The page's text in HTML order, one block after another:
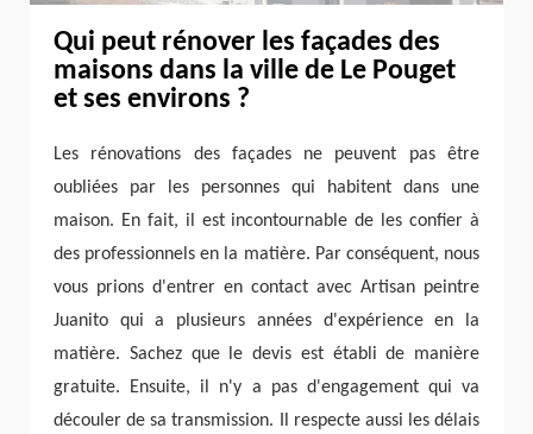
Qui peut rénover les façades des
maisons dans la ville de Le Pouget
et ses environs ?
Les rénovations des façades ne peuvent pas être
oubliées par les personnes qui habitent dans une
maison. En fait, il est incontournable de les confier à
des professionnels en la matière. Par conséquent, nous
vous prions d'entrer en contact avec Artisan peintre
Juanito qui a plusieurs années d'expérience en la
matière. Sachez que le devis est établi de manière
gratuite. Ensuite, il n'y a pas d'engagement qui va
découler de sa transmission. Il respecte aussi les délais